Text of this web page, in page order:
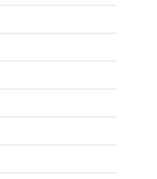
2012
2011
2009